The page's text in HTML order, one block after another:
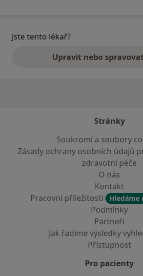
Jste tento lékař?
Upravit nebo
Stránky
Soukromí a soubory
Zásady ochrany osobních údajů
zdravotní péče
O nás
Kontakt
Pracovní příležitosti
Hledáme
Podmínky
Partneři
Jak řadíme výsledky
Přístupnost
Pro pacienty